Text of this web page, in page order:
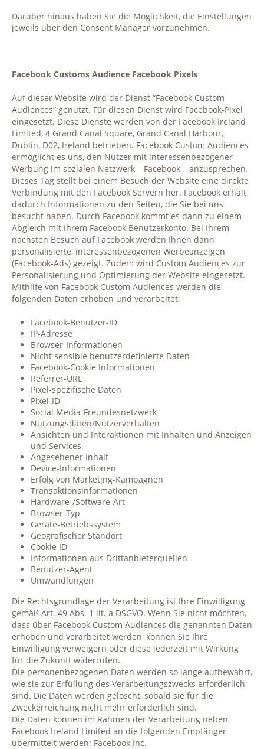
Darüber hinaus haben Sie die Möglichkeit, die Einstellungen
jeweils über den Consent Manager vorzunehmen.
Facebook Customs Audience Facebook Pixels
Auf dieser Website wird der Dienst “Facebook Custom
Audiences” genutzt. Für diesen Dienst wird Facebook-Pixel
eingesetzt. Diese Dienste werden von der Facebook Ireland
Limited, 4 Grand Canal Square, Grand Canal Harbour,
Dublin, D02, Ireland betrieben. Facebook Custom Audiences
ermöglicht es uns, den Nutzer mit interessenbezogener
Werbung im sozialen Netzwerk – Facebook – anzusprechen.
Dieses Tag stellt bei einem Besuch der Website eine direkte
Verbindung mit den Facebook Servern her. Facebook erhält
dadurch Informationen zu den Seiten, die Sie bei uns
besucht haben. Durch Facebook kommt es dann zu einem
Abgleich mit Ihrem Facebook Benutzerkonto. Bei Ihrem
nächsten Besuch auf Facebook werden Ihnen dann
personalisierte, interessenbezogenen Werbeanzeigen
(Facebook-Ads) gezeigt. Zudem wird Custom Audiences zur
Personalisierung und Optimierung der Website eingesetzt.
Mithilfe von Facebook Custom Audiences werden die
folgenden Daten erhoben und verarbeitet:
Facebook-Benutzer-ID
IP-Adresse
Browser-Informationen
Nicht sensible benutzerdefinierte Daten
Facebook-Cookie Informationen
Referrer-URL
Pixel-spezifische Daten
Pixel-ID
Social Media-Freundesnetzwerk
Nutzungsdaten/Nutzerverhalten
Ansichten und Interaktionen mit Inhalten und Anzeigen
und Services
Angesehener Inhalt
Device-Informationen
Erfolg von Marketing-Kampagnen
Transaktionsinformationen
Hardware-/Software-Art
Browser-Typ
Geräte-Betriebssystem
Geografischer Standort
Cookie ID
Informationen aus Drittanbieterquellen
Benutzer-Agent
Umwandlungen
Die Rechtsgrundlage der Verarbeitung ist Ihre Einwilligung
gemäß Art. 49 Abs. 1 lit. a DSGVO. Wenn Sie nicht möchten,
dass über Facebook Custom Audiences die genannten Daten
erhoben und verarbeitet werden, können Sie Ihre
Einwilligung verweigern oder diese jederzeit mit Wirkung
für die Zukunft widerrufen.
Die personenbezogenen Daten werden so lange aufbewahrt,
wie sie zur Erfüllung des Verarbeitungszwecks erforderlich
sind. Die Daten werden gelöscht, sobald sie für die
Zweckerreichung nicht mehr erforderlich sind.
Die Daten können im Rahmen der Verarbeitung neben
Facebook Ireland Limited an die folgenden Empfänger
übermittelt werden: Facebook Inc.